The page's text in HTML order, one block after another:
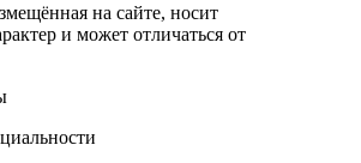
на сайте, носит
и может отличаться от